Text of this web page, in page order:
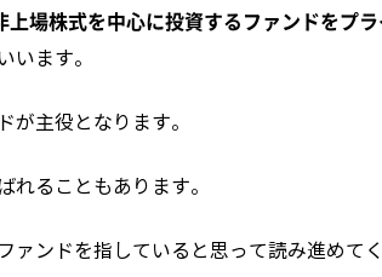
場株式を中心に投資するファンドをプ
います。
が主役となります。
れることもあります。
ンドを指していると思って読み進めてく